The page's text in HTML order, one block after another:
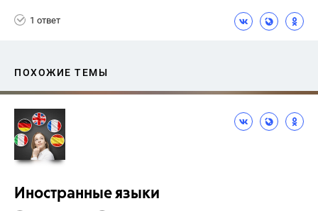
1 ответ
ПОХОЖИЕ ТЕМЫ
Иностранные языки